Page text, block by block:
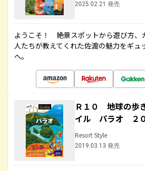
2025.02.21 発売
ようこそ！ 絶景スポットから遊び方、
人たちが教えてくれた佐渡の魅力をギュ
へ。
Ｒ１０ 地球の歩
イル パラオ ２０
Resort Style
2019.03.13 発売